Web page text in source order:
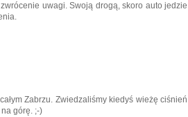
uwagi. Swoją drogą, skoro auto jedzie
Zabrzu. Zwiedzaliśmy kiedyś wieżę ciśnień
górę. ;-)